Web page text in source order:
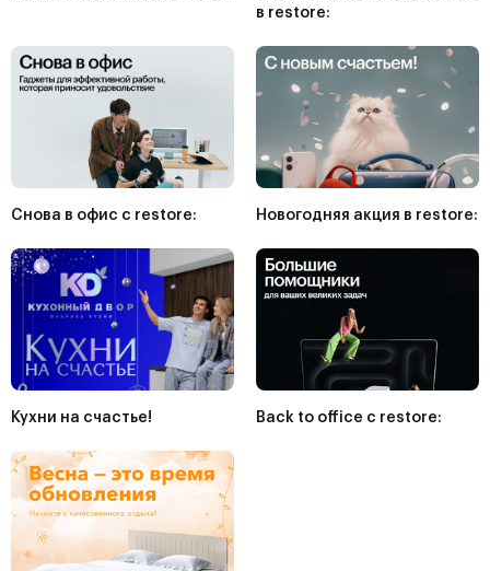
Кафе и рестораны
в restore:
Снова в офис c restore: Новогодняя акция в restore:
Кухни на счастье! Back to office c restore: